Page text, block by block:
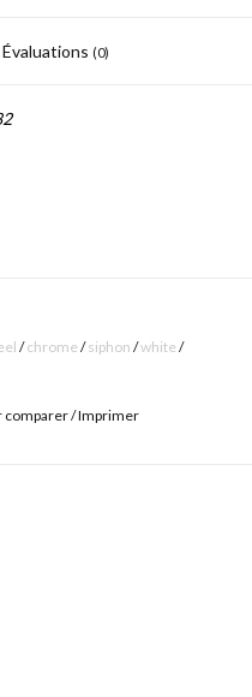
Évaluations (0)
mm
Afin de renforcer la nature
/chrome /siphon /white /
comparer/Imprimer